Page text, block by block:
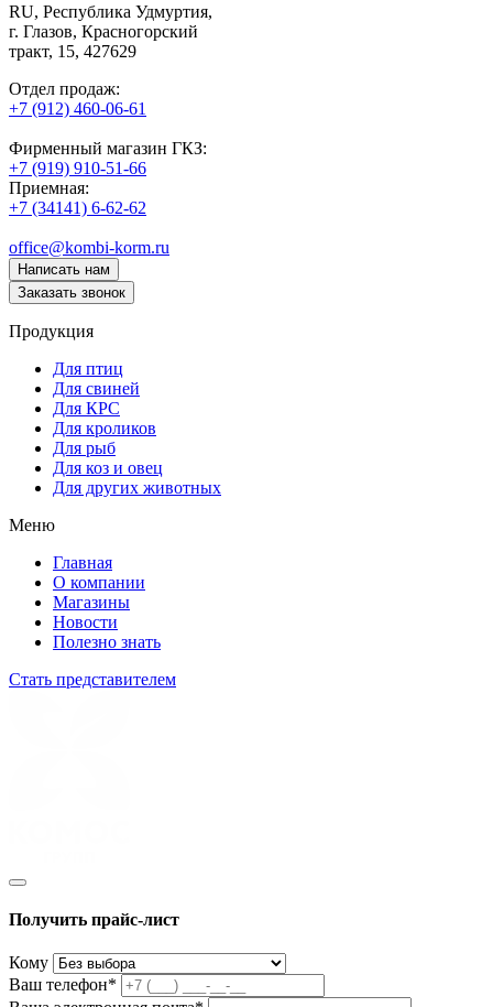
RU, Республика Удмуртия,
г. Глазов, Красногорский
тракт, 15, 427629
Отдел продаж:
+7 (912) 460-06-61
Фирменный магазин ГКЗ:
+7 (919) 910-51-66
Приемная:
+7 (34141) 6-62-62
office@kombi-korm.ru
Написать нам
Заказать звонок
Продукция
Для птиц
Для свиней
Для КРС
Для кроликов
Для рыб
Для коз и овец
Для других животных
Меню
Главная
О компании
Магазины
Новости
Полезно знать
Стать представителем
Получить прайс-лист
Кому
Ваш телефон*